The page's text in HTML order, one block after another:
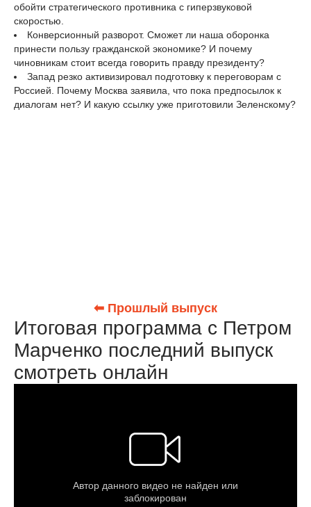
обойти стратегического противника с гиперзвуковой
скоростью.
Конверсионный разворот. Сможет ли наша оборонка
принести пользу гражданской экономике? И почему
чиновникам стоит всегда говорить правду президенту?
Запад резко активизировал подготовку к переговорам с
Россией. Почему Москва заявила, что пока предпосылок к
диалогам нет? И какую ссылку уже приготовили Зеленскому?
⬅ Прошлый выпуск
Итоговая программа с Петром
Марченко последний выпуск
смотреть онлайн